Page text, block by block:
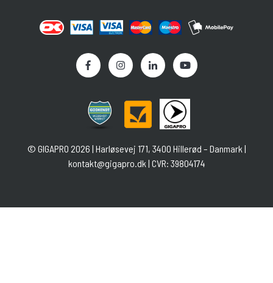
© GIGAPRO 2026 | Harløsevej 171, 3400 Hillerød – Danmark |
kontakt@gigapro.dk | CVR: 39804174